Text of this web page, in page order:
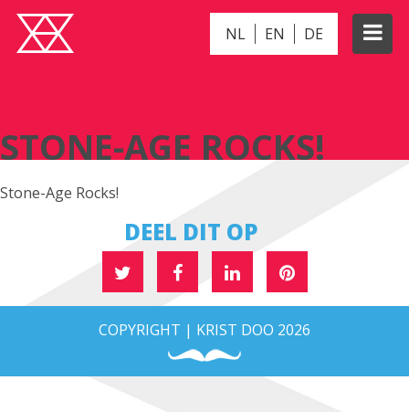
NL EN DE
STONE-AGE ROCKS!
Stone-Age Rocks!
DEEL DIT OP
COPYRIGHT | KRIST DOO 2026